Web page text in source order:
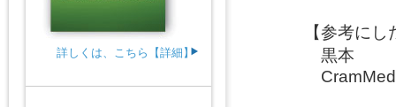
詳しくは、こちら【詳細】
【参考に
黒本